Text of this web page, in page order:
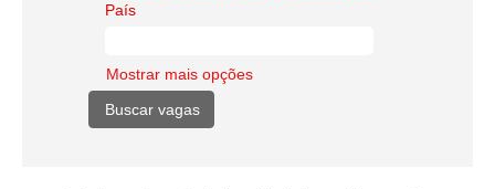
País
Mostrar mais opções